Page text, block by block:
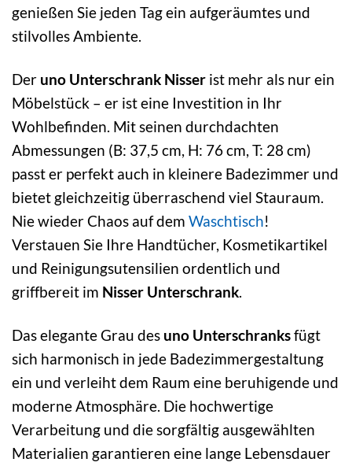
genießen Sie jeden Tag ein aufgeräumtes und
stilvolles Ambiente.
Der uno Unterschrank Nisser ist mehr als nur ein
Möbelstück – er ist eine Investition in Ihr
Wohlbefinden. Mit seinen durchdachten
Abmessungen (B: 37,5 cm, H: 76 cm, T: 28 cm)
passt er perfekt auch in kleinere Badezimmer und
bietet gleichzeitig überraschend viel Stauraum.
Nie wieder Chaos auf dem Waschtisch!
Verstauen Sie Ihre Handtücher, Kosmetikartikel
und Reinigungsutensilien ordentlich und
griffbereit im Nisser Unterschrank.
Das elegante Grau des uno Unterschranksfügt
sich harmonisch in jede Badezimmergestaltung
ein und verleiht dem Raum eine beruhigende und
moderne Atmosphäre. Die hochwertige
Verarbeitung und die sorgfältig ausgewählten
Materialien garantieren eine lange Lebensdauer